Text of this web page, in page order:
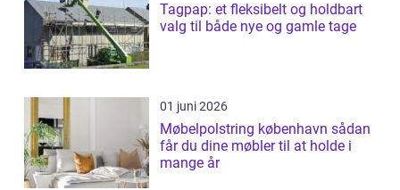
Tagpap: et fleksibelt og holdbart
valg til både nye og gamle tage
01 juni 2026
Møbelpolstring københavn sådan
får du dine møbler til at holde i
mange år